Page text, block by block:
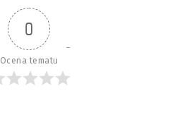
0
Ocena tematu